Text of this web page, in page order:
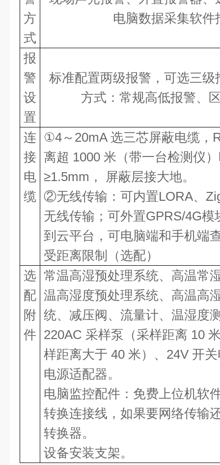
方
式
电脑数据采集软件
报
警
设
置
标准配置两级报警，可选三级
方式：常规高低报警、
连
接
电
缆
①4～20mA 选三芯屏蔽电缆，
离超 1000 米（带一台检测仪
≥1.5mm， 屏蔽层接大地。
②无线传输：可内置LORA、
无线传输；可外置GPRS/4G
到云平台，可电脑端和手机端
受距离限制（选配）
选
配
附
件
常温高湿预处理系统、高温常
温高湿度预处理系统、高温高
统、减压阀、流量计、温湿度
220AC 采样泵（采样距离 10
样距离大于 40 米）、24V 开
电源适配器。
电脑监控配件：免费上位机软
转换连接线，如果要网络传输
转换器。
设备安装支架。